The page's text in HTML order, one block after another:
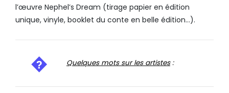
l’œuvre Nephel’s Dream (tirage papier en édition
unique, vinyle, booklet du conte en belle édition…).
Quelques mots sur les artistes: